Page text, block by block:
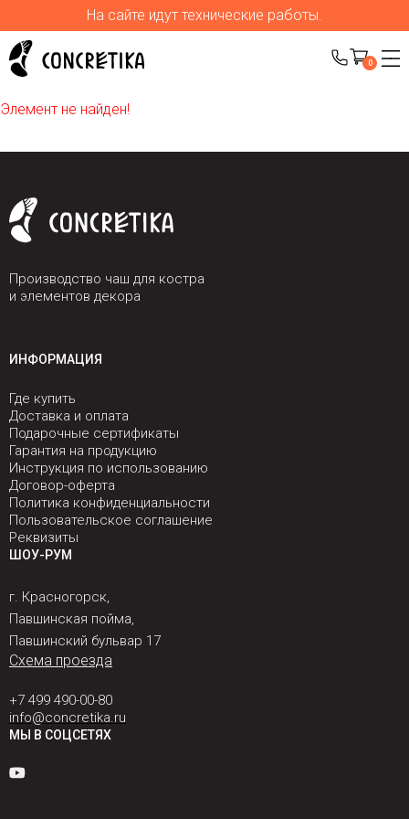
На сайте идут технические работы.
0
Элемент не найден!
Производство чаш для костра
и элементов декора
ИНФОРМАЦИЯ
Где купить
Доставка и оплата
Подарочные сертификаты
Гарантия на продукцию
Инструкция по использованию
Договор-оферта
Политика конфиденциальности
Пользовательское соглашение
Реквизиты
ШОУ-РУМ
г. Красногорск,
Павшинская пойма,
Павшинский бульвар 17
Схема проезда
+7 499 490-00-80
info@concretika.ru
МЫ В СОЦСЕТЯХ